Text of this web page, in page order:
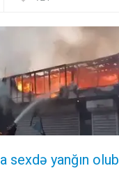
sexdə yanğın olub